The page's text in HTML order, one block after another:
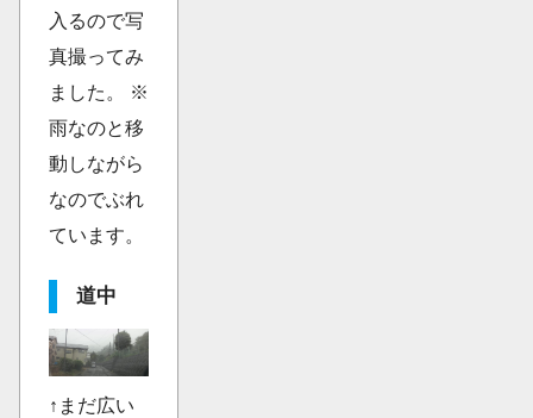
入るので写
真撮ってみ
ました。 ※
雨なのと移
動しながら
なのでぶれ
ています。
道中
↑まだ広い